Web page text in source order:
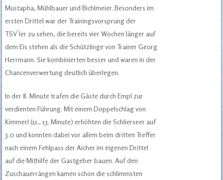
Mustapha, Mühlbauer und Bichlmeier. Besonders im
ersten Drittel war der Trainingsvorsprung der
TSV`ler zu sehen, die bereits vier Wochen länger auf
dem Eis stehen als die Schützlinge von Trainer Georg
Herrmann. Sie kombinierten besser und waren in der
Chancenverwertung deutlich überlegen.
In der 8. Minute trafen die Gäste durch Empl zur
verdienten Führung. Mit einem Doppelschlag von
Kimmerl (11., 13. Minute) erhöhten die Schlierseer auf
3:0 und konnten dabei vor allem beim dritten Treffer
nach einem Fehlpass der Aicher im eigenen Drittel
auf die Mithilfe der Gastgeber bauen. Auf den
Zuschauerrängen kamen schon die schlimmsten